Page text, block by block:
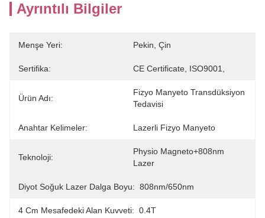
Ayrıntılı Bilgiler
Menşe Yeri: Pekin, Çin
Sertifika: CE Certificate, ISO9001,
Ürün Adı:
Fizyo Manyeto Transdüksiyon
Tedavisi
Anahtar Kelimeler: Lazerli Fizyo Manyeto
Teknoloji:
Physio Magneto+808nm
Lazer
Diyot Soğuk Lazer Dalga Boyu: 808nm/650nm
4 Cm Mesafedeki Alan Kuvveti: 0.4T